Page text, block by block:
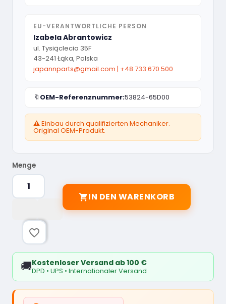
EU-VERANTWORTLICHE PERSON
Izabela Abrantowicz
ul. Tysiąclecia 35F
43-241 Łąka, Polska
japannparts@gmail.com | +48 733 670 500
🔖 OEM-Referenznummer:53824-65D00
⚠️ Einbau durch qualifizierten Mechaniker.
Original OEM-Produkt.
Menge
IN DEN WARENKORB
favorite_border
🚚Kostenloser Versand ab 100 €
DPD • UPS • Internationaler Versand